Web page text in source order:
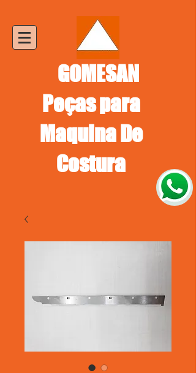
GOMESAN
Peças para
Maquina De
Costura